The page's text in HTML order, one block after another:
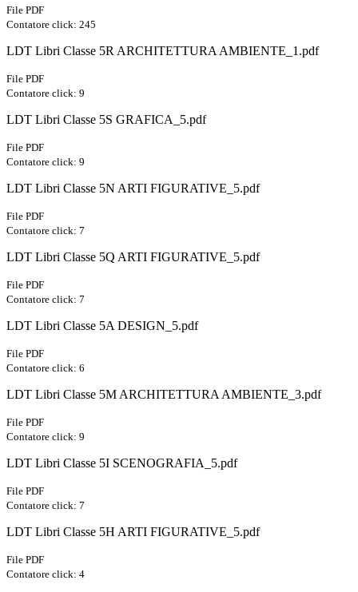
File PDF
Contatore click: 245
LDT Libri Classe 5R ARCHITETTURA AMBIENTE_1.pdf
File PDF
Contatore click: 9
LDT Libri Classe 5S GRAFICA_5.pdf
File PDF
Contatore click: 9
LDT Libri Classe 5N ARTI FIGURATIVE_5.pdf
File PDF
Contatore click: 7
LDT Libri Classe 5Q ARTI FIGURATIVE_5.pdf
File PDF
Contatore click: 7
LDT Libri Classe 5A DESIGN_5.pdf
File PDF
Contatore click: 6
LDT Libri Classe 5M ARCHITETTURA AMBIENTE_3.pdf
File PDF
Contatore click: 9
LDT Libri Classe 5I SCENOGRAFIA_5.pdf
File PDF
Contatore click: 7
LDT Libri Classe 5H ARTI FIGURATIVE_5.pdf
File PDF
Contatore click: 4